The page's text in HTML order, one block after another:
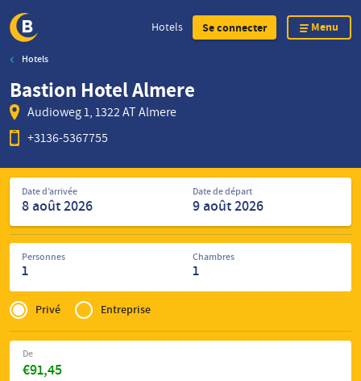
Skip
main
content
Hotels Se connecter Menu
Hotels
Bastion Hotel Almere
Audioweg 1, 1322 AT Almere
+3136-5367755
Rechercher
hôtels
Date d’arrivée Date de départ
Personnes
1
Chambres
1
Privé
of
Zakelijk
Privé Entreprise
€91,45
De